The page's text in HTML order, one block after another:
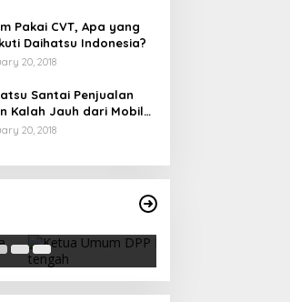
Pakai CVT, Apa yang
Daihatsu Indonesia?
20, 2018
Santai Penjualan
Kalah Jauh dari Mobil
20, 2018
Duet